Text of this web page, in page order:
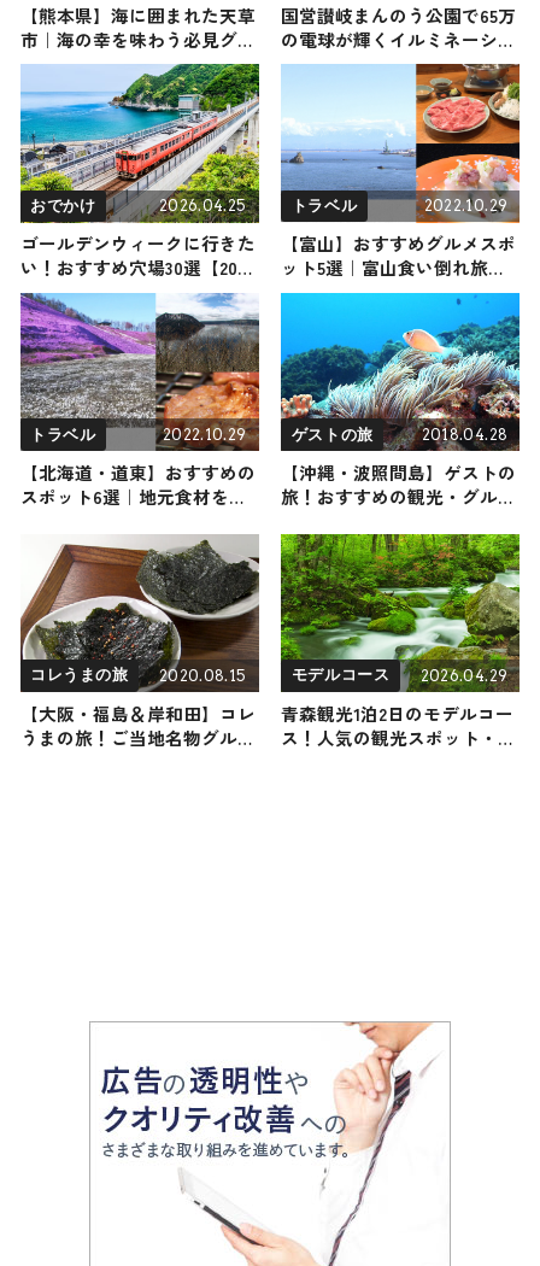
【熊本県】海に囲まれた天草
市｜海の幸を味わう必見グル
メスポット３選
国営讃岐まんのう公園で65万
の電球が輝くイルミネーショ
ンイベント『ウィンターファ
ンタジー』が開催中！ 今年
のテーマは「空と海をむすぶ
光」
おでかけ 2026.04.25
ゴールデンウィークに行きた
い！おすすめ穴場30選【2026
年・関西版】｜子連れ、カッ
プルで楽しめる日帰りおでか
けスポット
トラベル 2022.10.29
【富山】おすすめグルメスポ
ット5選｜富山食い倒れ旅プ
ランをご紹介
トラベル 2022.10.29
【北海道・道東】おすすめの
スポット6選｜地元食材を味
る場所までご紹介
ゲストの旅 2018.04.28
【沖縄・波照間島】ゲストの
旅！おすすめの観光・グルメ
コレうまの旅 2020.08.15
【大阪・福島＆岸和田】コレ
うまの旅！ご当地名物グルメ
モデルコース 2026.04.29
青森観光1泊2日のモデルコー
ス！人気の観光スポット・名